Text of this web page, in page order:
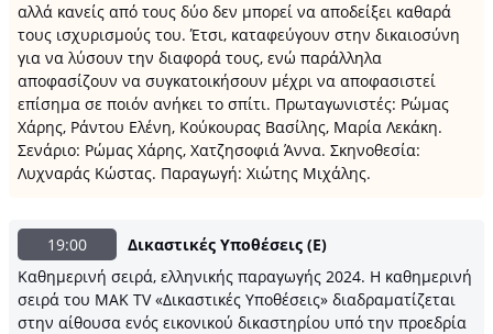
αλλά κανείς από τους δύο δεν μπορεί να αποδείξει καθαρά
τους ισχυρισμούς του. Έτσι, καταφεύγουν στην δικαιοσύνη
για να λύσουν την διαφορά τους, ενώ παράλληλα
αποφασίζουν να συγκατοικήσουν μέχρι να αποφασιστεί
επίσημα σε ποιόν ανήκει το σπίτι. Πρωταγωνιστές: Ρώμας
Χάρης, Ράντου Ελένη, Κούκουρας Βασίλης, Μαρία Λεκάκη.
Σενάριο: Ρώμας Χάρης, Χατζησοφιά Άννα. Σκηνοθεσία:
Λυχναράς Κώστας. Παραγωγή: Χιώτης Μιχάλης.
19:00
Δικαστικές Υποθέσεις (Ε)
Καθημερινή σειρά, ελληνικής παραγωγής 2024. Η καθημερινή
σειρά του ΜΑΚ TV «Δικαστικές Υποθέσεις» διαδραματίζεται
στην αίθουσα ενός εικονικού δικαστηρίου υπό την προεδρία